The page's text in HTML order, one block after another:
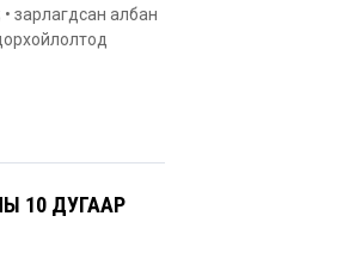
зарлагдсан албан
10 ДУГААР